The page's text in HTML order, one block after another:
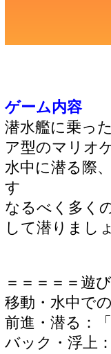
ゲーム内容
潜水艦に乗っ
ア型のマリオ
水中に潜る際
す
なるべく多く
して潜りまし
＝＝＝＝＝遊
移動・水中で
前進・潜る：
バック・浮上